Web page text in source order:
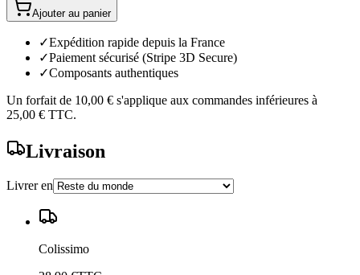
Ajouter au panier
✓Expédition rapide depuis la France
✓Paiement sécurisé (Stripe 3D Secure)
✓Composants authentiques
Un forfait de 10,00 € s'applique aux commandes inférieures à
25,00 € TTC.
Livraison
Livrer en
Colissimo